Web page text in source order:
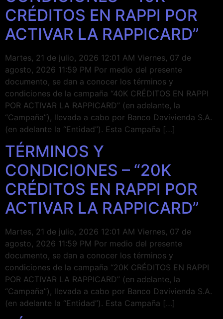
CRÉDITOS EN RAPPI POR
ACTIVAR LA RAPPICARD”
Martes, 21 de julio, 2026 12:01 AM Viernes, 07 de
agosto, 2026 11:59 PM Por medio del presente
documento, se dan a conocer los términos y
condiciones de la campaña “40K CRÉDITOS EN RAPPI
POR ACTIVAR LA RAPPICARD” (en adelante, la
“Campaña”), llevada a cabo por Banco Davivienda S.A.
(en adelante la “Entidad”). Esta Campaña […]
TÉRMINOS Y
CONDICIONES – “20K
CRÉDITOS EN RAPPI POR
ACTIVAR LA RAPPICARD”
Martes, 21 de julio, 2026 12:01 AM Viernes, 07 de
agosto, 2026 11:59 PM Por medio del presente
documento, se dan a conocer los términos y
condiciones de la campaña “20K CRÉDITOS EN RAPPI
POR ACTIVAR LA RAPPICARD” (en adelante, la
“Campaña”), llevada a cabo por Banco Davivienda S.A.
(en adelante la “Entidad”). Esta Campaña […]